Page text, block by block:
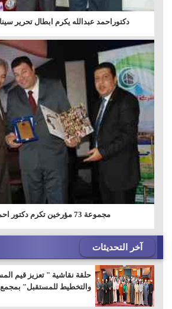
دكتوراحمد عبدالله يكرم ابطال تحرير
مجموعة 73 مؤرخين تكرم دكتور احمد عبدالله
آخر التحديثات
حلقة نقاشية " تعزيز قيم
والتخطيط للمستقبل"